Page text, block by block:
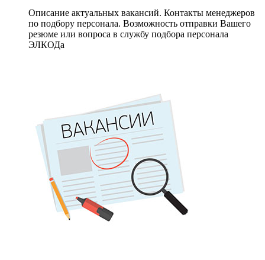
Описание актуальных вакансий. Контакты менеджеров
по подбору персонала. Возможность отправки Вашего
резюме или вопроса в службу подбора персонала
ЭЛКОДа